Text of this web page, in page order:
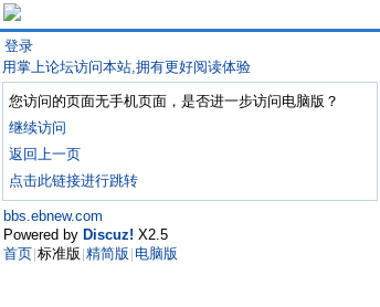
登录
用掌上论坛访问本站,拥有更好阅读体验
您访问的页面无手机页面，是否进一步访问电脑版？
继续访问
返回上一页
点击此链接进行跳转
bbs.ebnew.com
Powered by Discuz! X2.5
首页 标准版 精简版 电脑版